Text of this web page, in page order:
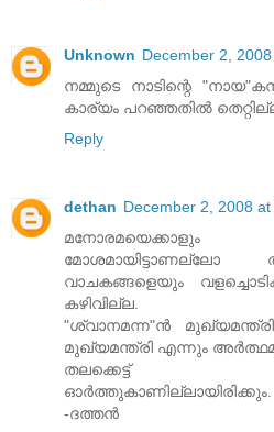
Unknown December 2,
നമ്മുടെ നാടിന്റെ
കാര്യം പറഞ്ഞതില്‍
Reply
dethan December 2, 2008 at
മനോരമയെക്കാളും
മോശമായിട്ടാണല്ലോ
വാചകങ്ങളെയും
കഴിവില്ല.
"ശ്വാനമന്ന"ന്‍
മുഖ്യമന്ത്രി എന്നും
തലക്കെട്ട്
ഓര്‍ത്തുകാണില്ലായിരിക്കും.
-ദത്തന്‍